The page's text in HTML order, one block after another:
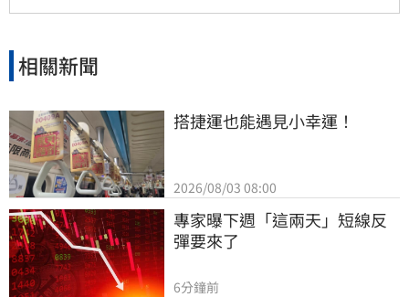
相關新聞
搭捷運也能遇見小幸運！
2026/08/03 08:00
專家曝下週「這兩天」短線反
彈要來了
6分鐘前